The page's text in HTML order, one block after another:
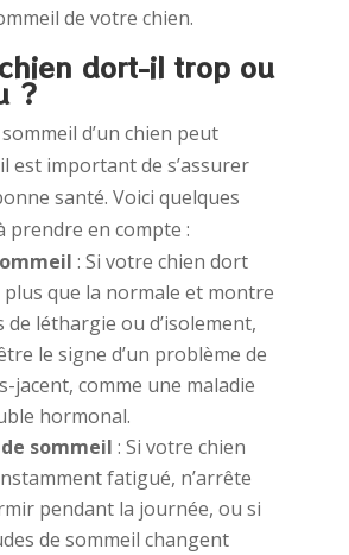
de votre chien.
dort-il trop ou
?
d’un chien peut
est important de s’assurer
santé. Voici quelques
prendre en compte :
: Si votre chien dort
que la normale et montre
de léthargie ou d’isolement,
le signe d’un problème de
jacent, comme une maladie
hormonal.
sommeil : Si votre chien
fatigué, n’arrête
pendant la journée, ou si
de sommeil changent